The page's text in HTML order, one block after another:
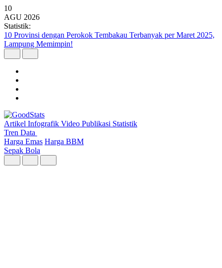
10
AGU 2026
Statistik:
10 Isu yang Melatarbelakangi Pelanggaran Kebebasan Berekspresi
Digital Triwulan II 2026
Artikel Infografik Video Publikasi Statistik
Tren Data
Harga Emas Harga BBM
Sepak Bola